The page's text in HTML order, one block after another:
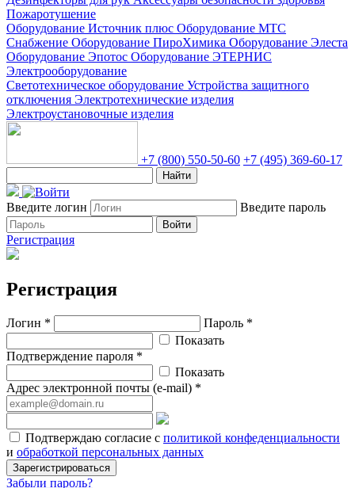
Пожаротушение
Оборудование Источник плюс Оборудование МТС
Снабжение Оборудование ПироХимика Оборудование Элеста
Оборудование Эпотос Оборудование ЭТЕРНИС
Электрооборудование
Светотехническое оборудование Устройства защитного
отключения Электротехнические изделия
Электроустановочные изделия
+7 (800) 550-50-60 +7 (495) 369-60-17
Найти
Введите логин Введите пароль
Войти
Регистрация
Регистрация
Логин *
Пароль *
Показать
Подтверждение пароля *
Показать
Адрес электронной почты (e-mail) *
Подтверждаю согласие с политикой конфеденциальности
и обработкой персональных данных
Зарегистрироваться
Забыли пароль?